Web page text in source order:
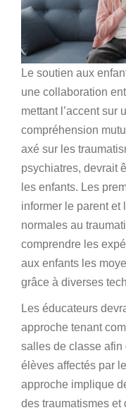
Le soutien aux
une collaboration
mettant l’accent sur
compréhension
axé sur les
psychiatres, devrait
les enfants. Les
informer le parent et
normales au
comprendre les
aux enfants les
grâce à diverses
Les éducateurs
approche tenant
salles de classe afin
élèves affectés par
approche implique
des traumatismes et